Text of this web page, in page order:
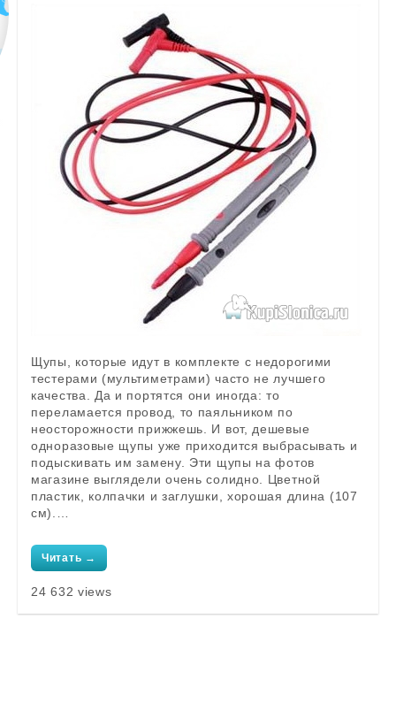
Щупы, которые идут в комплекте с недорогими
тестерами (мультиметрами) часто не лучшего
качества. Да и портятся они иногда: то
переламается провод, то паяльником по
неосторожности прижжешь. И вот, дешевые
одноразовые щупы уже приходится выбрасывать и
подыскивать им замену. Эти щупы на фотов
магазине выглядели очень солидно. Цветной
пластик, колпачки и заглушки, хорошая длина (107
см).…
Читать →
24 632 views